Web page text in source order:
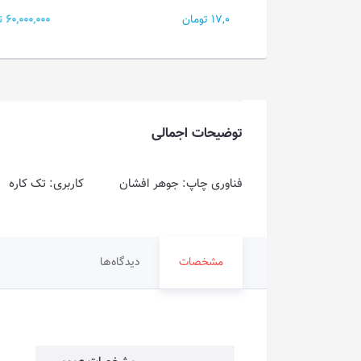
توضیحات اجمالی
فناوری چاپ: جوهر افشان کاربری: تک
مشخصات دیدگاه‌ها